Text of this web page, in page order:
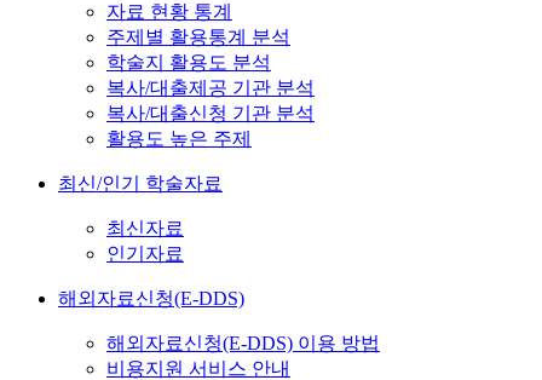
자료 현황 통계
주제별 활용통계 분석
학술지 활용도 분석
복사/대출제공 기관 분석
복사/대출신청 기관 분석
활용도 높은 주제
최신/인기 학술자료
최신자료
인기자료
해외자료신청(E-DDS)
해외자료신청(E-DDS) 이용 방법
비용지원 서비스 안내